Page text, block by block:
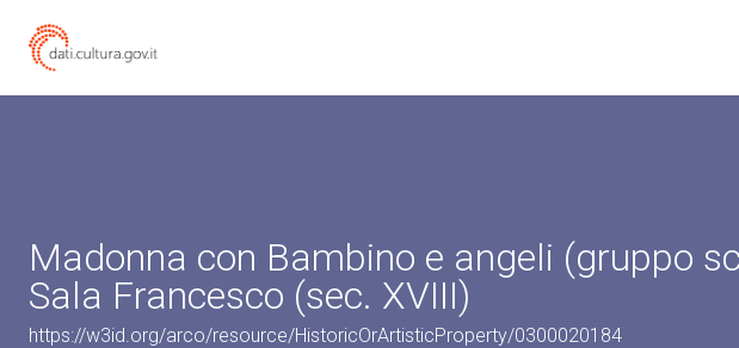
Madonna con Bambino e angeli (gruppo
Sala Francesco (sec. XVIII)
https://w3id.org/arco/resource/HistoricOrArtisticProperty/0300020184